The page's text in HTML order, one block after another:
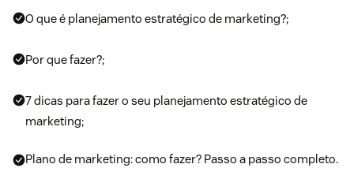
O que é planejamento estratégico de marketing?;
Por que fazer?;
7 dicas para fazer o seu planejamento estratégico de
marketing;
Plano de marketing: como fazer? Passo a passo completo.